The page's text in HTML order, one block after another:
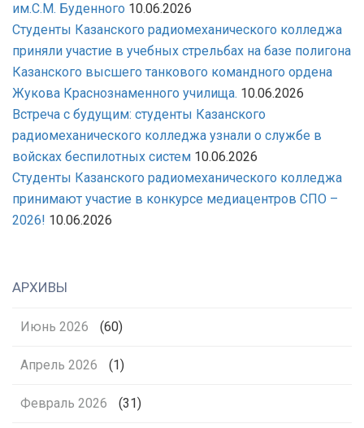
им.С.М. Буденного 10.06.2026
Студенты Казанского радиомеханического колледжа
приняли участие в учебных стрельбах на базе полигона
Казанского высшего танкового командного ордена
Жукова Краснознаменного училища. 10.06.2026
Встреча с будущим: студенты Казанского
радиомеханического колледжа узнали о службе в
войсках беспилотных систем 10.06.2026
Студенты Казанского радиомеханического колледжа
принимают участие в конкурсе медиацентров СПО –
2026! 10.06.2026
АРХИВЫ
Июнь 2026 (60)
Апрель 2026 (1)
Февраль 2026 (31)